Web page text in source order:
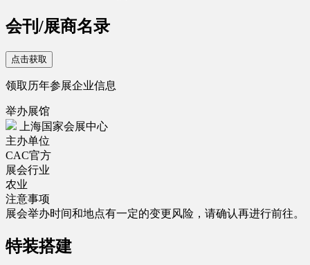
会刊/展商名录
点击获取
领取历年参展企业信息
举办展馆
上海国家会展中心
主办单位
CAC官方
展会行业
农业
注意事项
展会举办时间和地点有一定的变更风险，请确认再进行前往。
特装搭建